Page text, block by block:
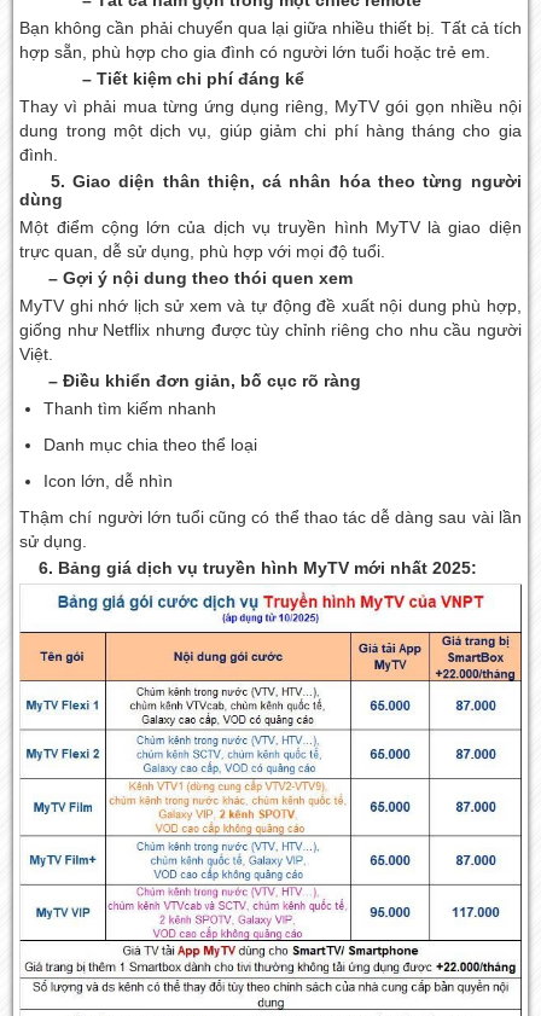
Bạn không cần phải chuyển qua lại giữa nhiều thiết bị. Tất cả tích
hợp sẵn, phù hợp cho gia đình có người lớn tuổi hoặc trẻ em.
– Tiết kiệm chi phí đáng kể
Thay vì phải mua từng ứng dụng riêng, MyTV gói gọn nhiều nội
dung trong một dịch vụ, giúp giảm chi phí hàng tháng cho gia
đình.
5. Giao diện thân thiện, cá nhân hóa theo từng người
dùng
Một điểm cộng lớn của dịch vụ truyền hình MyTV là giao diện
trực quan, dễ sử dụng, phù hợp với mọi độ tuổi.
– Gợi ý nội dung theo thói quen xem
MyTV ghi nhớ lịch sử xem và tự động đề xuất nội dung phù hợp,
giống như Netflix nhưng được tùy chỉnh riêng cho nhu cầu người
Việt.
– Điều khiển đơn giản, bố cục rõ ràng
Thanh tìm kiếm nhanh
Danh mục chia theo thể loại
Icon lớn, dễ nhìn
Thậm chí người lớn tuổi cũng có thể thao tác dễ dàng sau vài lần
sử dụng.
6. Bảng giá dịch vụ truyền hình MyTV mới nhất 2025: